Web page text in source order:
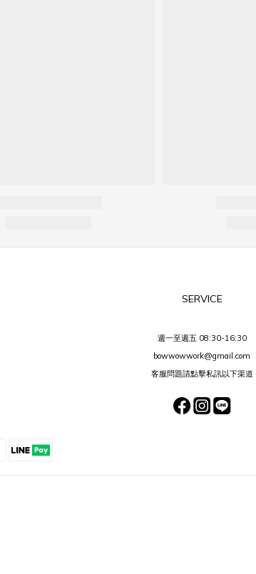
SERVICE
週一至週五 08:30-16:30
bowwowwork@gmail.com
客服問題請點擊私訊以下渠道